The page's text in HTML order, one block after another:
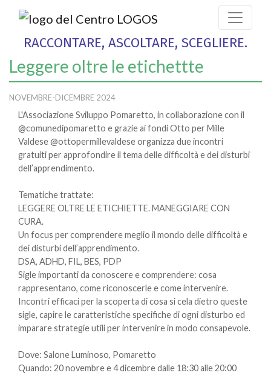
RACCONTARE, ASCOLTARE, SCEGLIERE.
Leggere oltre le etichettte
NOVEMBRE-DICEMBRE 2024
L'Associazione Sviluppo Pomaretto, in collaborazione con il
@comunedipomaretto e grazie ai fondi Otto per Mille
Valdese @ottopermillevaldese organizza due incontri
gratuiti per approfondire il tema delle difficoltà e dei disturbi
dell’apprendimento.
Tematiche trattate:
LEGGERE OLTRE LE ETICHIETTE. MANEGGIARE CON
CURA.
Un focus per comprendere meglio il mondo delle difficoltà e
dei disturbi dell’apprendimento.
DSA, ADHD, FIL, BES, PDP
Sigle importanti da conoscere e comprendere: cosa
rappresentano, come riconoscerle e come intervenire.
Incontri efficaci per la scoperta di cosa si cela dietro queste
sigle, capire le caratteristiche specifiche di ogni disturbo ed
imparare strategie utili per intervenire in modo consapevole.
Dove: Salone Luminoso, Pomaretto
Quando: 20 novembre e 4 dicembre dalle 18:30 alle 20:00